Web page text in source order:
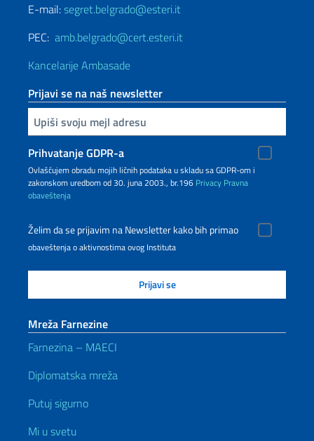
E-mail:segret.belgrado@esteri.it
PEC: amb.belgrado@cert.esteri.it
Kancelarije Ambasade
Prijavi se na naš newsletter
Upiši vaš imejl
Prihvatanje GDPR-a
Ovlašćujem obradu mojih ličnih podataka u skladu sa GDPR-om i
zakonskom uredbom od 30. juna 2003., br.196 Privacy Pravna
obaveštenja
Želim da se prijavim na Newsletter kako bih primao
obaveštenja o aktivnostima ovog Instituta
Mreža Farnezine
Farnezina – MAECI
Diplomatska mreža
Putuj sigurno
Mi u svetu